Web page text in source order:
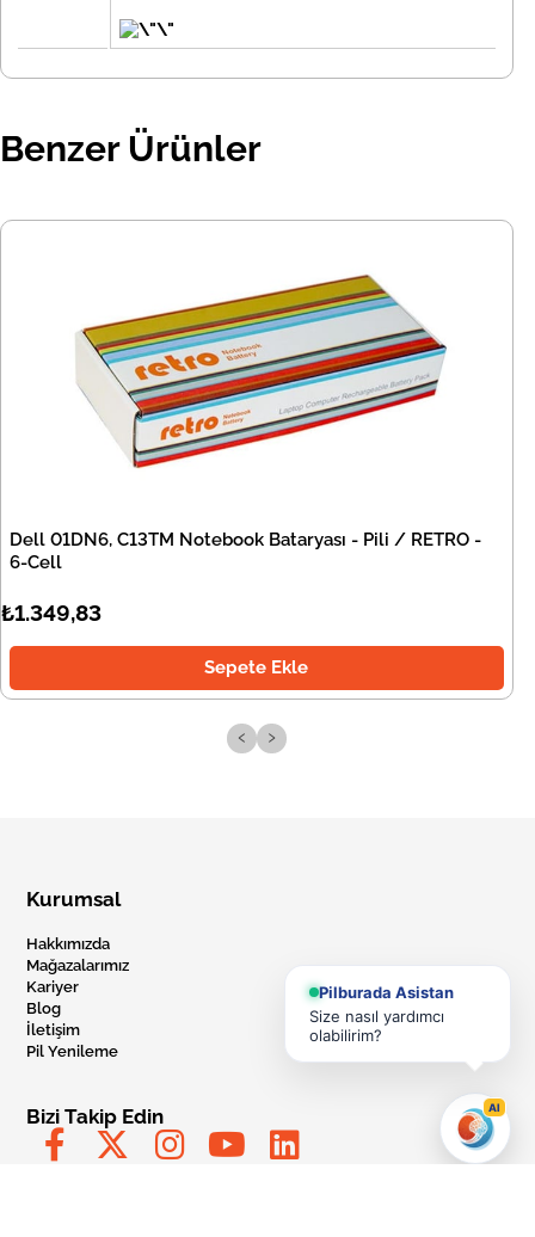
Benzer Ürünler
Dell 01DN6, C13TM Notebook Bataryası - Pili / RETRO -
6-Cell
₺1.349,83
Sepete Ekle
‹ ›
Kurumsal
Hakkımızda
Mağazalarımız
Kariyer
Blog
İletişim
Pil Yenileme
Bizi Takip Edin
Pilburada Asistan
Size nasıl yardımcı
olabilirim?
AI